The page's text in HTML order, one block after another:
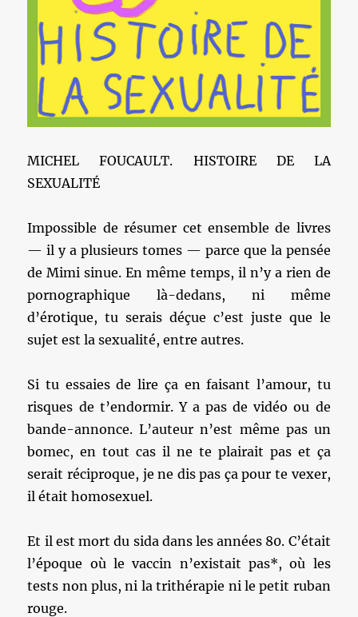
MICHEL FOUCAULT. HISTOIRE DE LA
SEXUALITÉ
Impossible de résumer cet ensemble de livres
— il y a plusieurs tomes — parce que la pensée
de Mimi sinue. En même temps, il n’y a rien de
pornographique là-dedans, ni même
d’érotique, tu serais déçue c’est juste que le
sujet est la sexualité, entre autres.
Si tu essaies de lire ça en faisant l’amour, tu
risques de t’endormir. Y a pas de vidéo ou de
bande-annonce. L’auteur n’est même pas un
bomec, en tout cas il ne te plairait pas et ça
serait réciproque, je ne dis pas ça pour te vexer,
il était homosexuel.
Et il est mort du sida dans les années 80. C’était
l’époque où le vaccin n’existait pas*, où les
tests non plus, ni la trithérapie ni le petit ruban
rouge.